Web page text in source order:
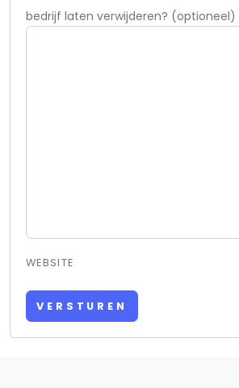
bedrijf laten verwijderen? (optioneel)
WEBSITE
VERSTUREN